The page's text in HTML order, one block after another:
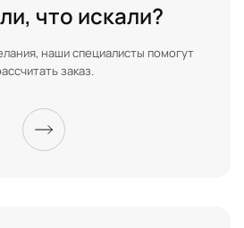
что искали?
наши специалисты помогут
заказ.